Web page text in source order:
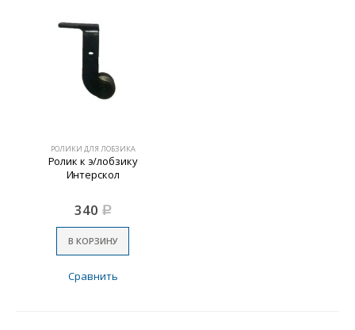
РОЛИКИ ДЛЯ ЛОБЗИКА
Ролик к э/лобзику
Интерскол
340 Р
В КОРЗИНУ
Сравнить